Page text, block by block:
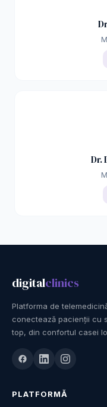
Dr.
digitalclinics
Platforma de
conectează pacienții cu
top, din confortul casei
PLATFORMĂ